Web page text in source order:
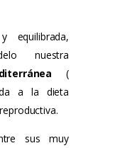
equilibrada,
nuestra
(
a la dieta
sus muy